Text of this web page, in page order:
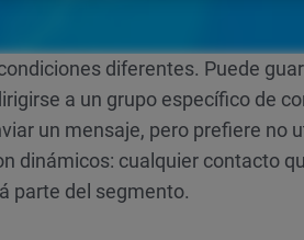
diferentes. Puede
a un grupo específico de
un mensaje, pero prefiere no
dinámicos: cualquier contacto
parte del segmento.